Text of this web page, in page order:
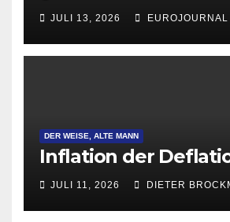
Attraktivität für
Gründungen
JULI 13, 2026 EUROJOURNAL
DER WEISE, ALTE MANN
Inflation der
JULI 11, 2026 DIETER